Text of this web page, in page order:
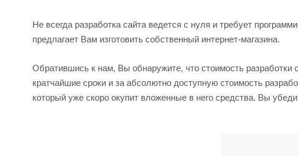
Не всегда разработка сайта ведется с нуля и требует
предлагает Вам изготовить собственный интернет-магазина.
Обратившись к нам, Вы обнаружите, что стоимость разработки
кратчайшие сроки и за абсолютно доступную стоимость
который уже скоро окупит вложенные в него средства. Вы